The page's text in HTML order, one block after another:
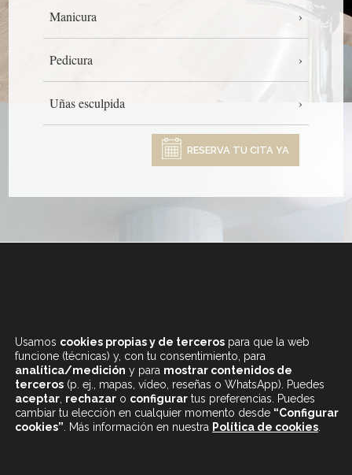
Manicura
Pedicura
Uñas esculpida
RESERVA TU CITA YA
DE 9.30 A 20H
Usamos cookies propias y de terceros para que la web
funcione (técnicas) y, con tu consentimiento, para
analítica/medición y para mostrar contenidos de
terceros (p. ej., mapas, vídeo, reseñas o WhatsApp). Puedes
aceptar rechazar o configurar tus preferencias. Puedes
cambiar tu elección en cualquier momento desde “Configurar
cookies” . Más información en nuestra Política de cookies